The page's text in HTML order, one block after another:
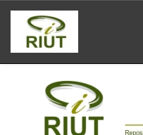
Skip
navigation